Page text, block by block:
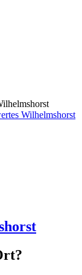
Wilhelmshorst